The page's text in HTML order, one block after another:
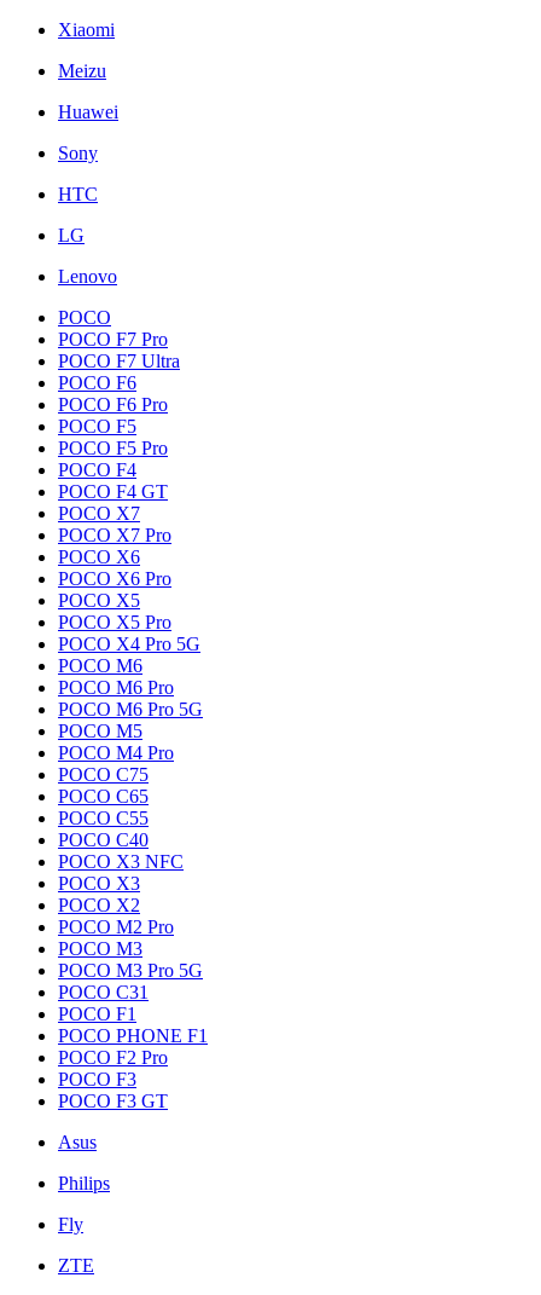
Xiaomi
Meizu
Huawei
Sony
HTC
LG
Lenovo
POCO
POCO F7 Pro
POCO F7 Ultra
POCO F6
POCO F6 Pro
POCO F5
POCO F5 Pro
POCO F4
POCO F4 GT
POCO X7
POCO X7 Pro
POCO X6
POCO X6 Pro
POCO X5
POCO X5 Pro
POCO X4 Pro 5G
POCO M6
POCO M6 Pro
POCO M6 Pro 5G
POCO M5
POCO M4 Pro
POCO C75
POCO C65
POCO C55
POCO C40
POCO X3 NFC
POCO X3
POCO X2
POCO M2 Pro
POCO M3
POCO M3 Pro 5G
POCO C31
POCO F1
POCO PHONE F1
POCO F2 Pro
POCO F3
POCO F3 GT
Asus
Philips
Fly
ZTE